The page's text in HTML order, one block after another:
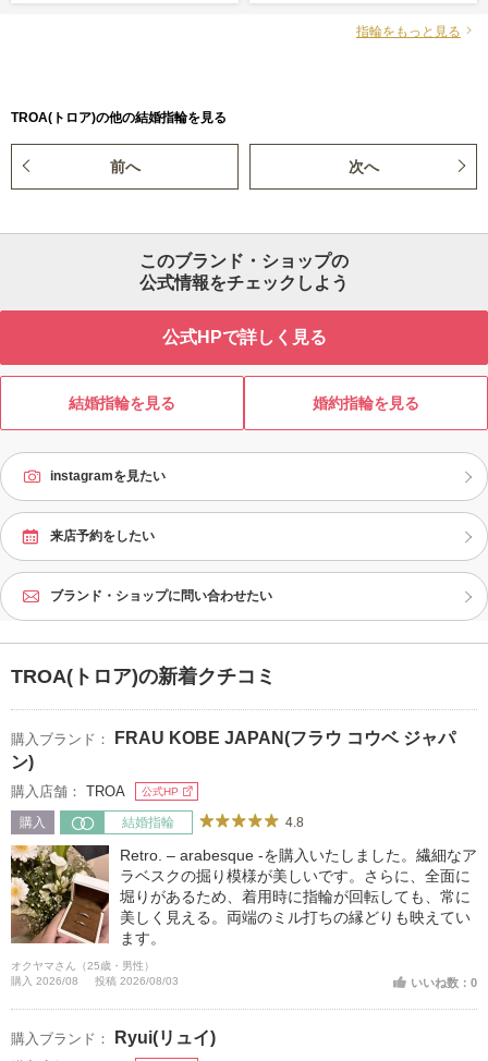
指輪をもっと見る
TROA(トロア)の他の結婚指輪を見る
前へ 次へ
このブランド・ショップの
公式情報をチェックしよう
公式HPで詳しく見る
結婚指輪を見る 婚約指輪を見る
instagramを見たい
来店予約をしたい
ブランド・ショップに問い合わせたい
TROA(トロア)の新着クチコミ
購入ブランド：
FRAU KOBE JAPAN(フラウ コウベ ジャパ
ン)
購入店舗： TROA 公式HP
購入 結婚指輪 4.8
Retro. – arabesque -を購入いたしました。繊細なア
ラベスクの掘り模様が美しいです。さらに、全面に
堀りがあるため、着用時に指輪が回転しても、常に
美しく見える。両端のミル打ちの縁どりも映えてい
ます。
オクヤマさん（25歳・男性）
購入 2026/08
投稿 2026/08/03 いいね数：0
購入ブランド： Ryui(リュイ)